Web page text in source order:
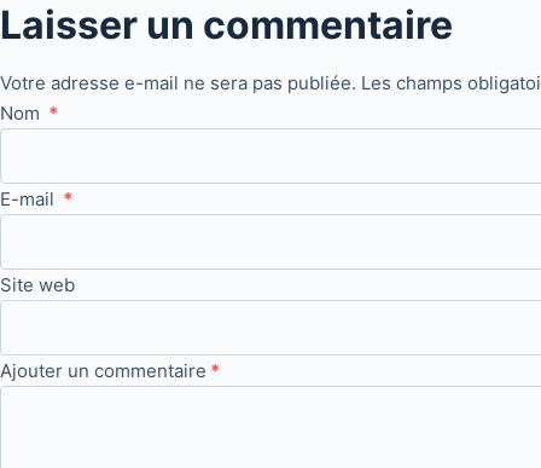
Laisser un commentaire
Votre adresse e-mail ne sera pas publiée. Les champs
Nom *
E-mail *
Site web
Ajouter un commentaire *